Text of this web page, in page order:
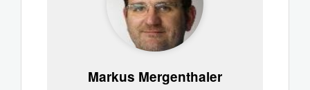
Markus Mergenthaler